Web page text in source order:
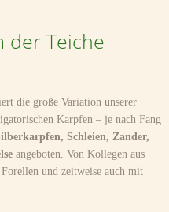
der Teiche
die große Variation unserer
Karpfen – je nach Fang
Schleien, Zander,
angeboten. Von Kollegen aus
und zeitweise auch mit